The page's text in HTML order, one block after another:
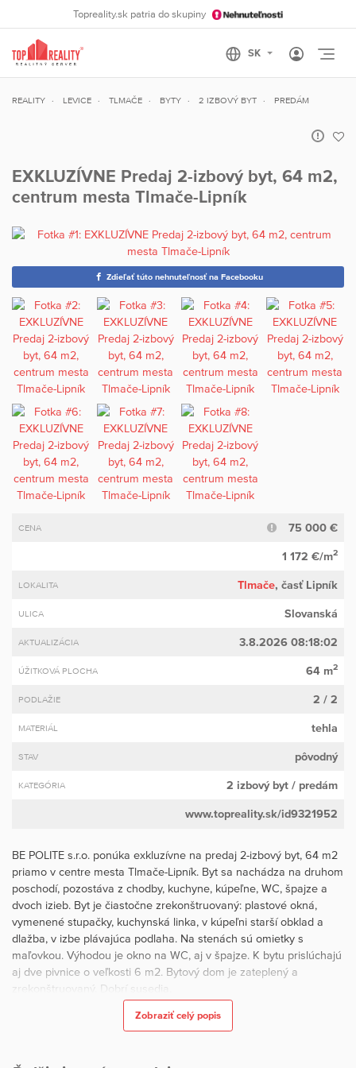
Topreality.sk patria do skupiny
REALITY LEVICE TLMAČE BYTY 2 IZBOVÝ BYT PREDÁM
EXKLUZÍVNE Predaj 2-izbový byt, 64 m2,
centrum mesta Tlmače-Lipník
Zdieľať túto nehnuteľnosť na Facebooku
CENA 75 000 €
1 172 €/m2
LOKALITA Tlmače, časť Lipník
ULICA Slovanská
AKTUALIZÁCIA 3.8.2026 08:18:02
ÚŽITKOVÁ PLOCHA 64 m2
PODLAŽIE 2 / 2
MATERIÁL tehla
STAV pôvodný
KATEGÓRIA 2 izbový byt / predám
www.topreality.sk/id9321952
BE POLITE s.r.o. ponúka exkluzívne na predaj 2-izbový byt, 64 m2
priamo v centre mesta Tlmače-Lipník. Byt sa nachádza na druhom
poschodí, pozostáva z chodby, kuchyne, kúpeľne, WC, špajze a
dvoch izieb. Byt je čiastočne zrekonštruovaný: plastové okná,
vymenené stupačky, kuchynská linka, v kúpeľni starší obklad a
dlažba, v izbe plávajúca podlaha. Na stenách sú omietky s
maľovkou. Výhodou je okno na WC, aj v špajze. K bytu prislúchajú
aj dve pivnice o veľkosti 6 m2. Bytový dom je zateplený a
zrekonštruovaný. Dobrí susedia.
Zobraziť celý popis